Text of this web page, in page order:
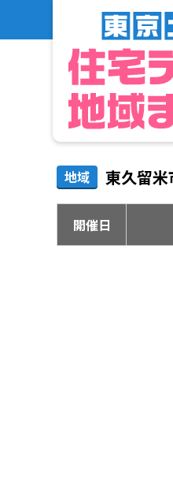
地域 東久留米
開催日